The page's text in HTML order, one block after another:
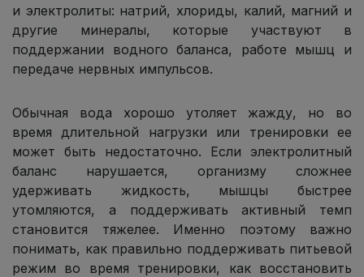
и электролиты: натрий, хлориды, калий, магний и
другие минералы, которые участвуют в
поддержании водного баланса, работе мышц и
передаче нервных импульсов.
Обычная вода хорошо утоляет жажду, но во
время длительной нагрузки или тренировки ее
может быть недостаточно. Если электролитный
баланс нарушается, организму сложнее
удерживать жидкость, мышцы быстрее
утомляются, а поддерживать активный темп
становится тяжелее. Именно поэтому важно
понимать, как правильно поддерживать питьевой
режим во время тренировки, как восстановить